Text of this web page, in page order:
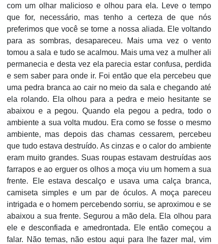
com um olhar malicioso e olhou para ela. Leve o tempo
que for, necessário, mas tenho a certeza de que nós
preferimos que você se torne a nossa aliada. Ele voltando
para as sombras, desapareceu. Mais uma vez o vento
tomou a sala e tudo se acalmou. Mais uma vez a mulher ali
permanecia e desta vez ela parecia estar confusa, perdida
e sem saber para onde ir. Foi então que ela percebeu que
uma pedra branca ao cair no meio da sala e chegando até
ela rolando. Ela olhou para a pedra e meio hesitante se
abaixou e a pegou. Quando ela pegou a pedra, todo o
ambiente a sua volta mudou. Era como se fosse o mesmo
ambiente, mas depois das chamas cessarem, percebeu
que tudo estava destruído. As cinzas e o calor do ambiente
eram muito grandes. Suas roupas estavam destruídas aos
farrapos e ao erguer os olhos a moça viu um homem a sua
frente. Ele estava descalço e usava uma calça branca,
camiseta simples e um par de óculos. A moça pareceu
intrigada e o homem percebendo sorriu, se aproximou e se
abaixou a sua frente. Segurou a mão dela. Ela olhou para
ele e desconfiada e amedrontada. Ele então começou a
falar. Não temas, não estou aqui para lhe fazer mal, vim